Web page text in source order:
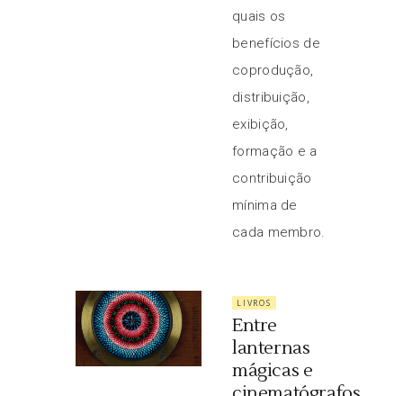
quais os
benefícios de
coprodução,
distribuição,
exibição,
formação e a
contribuição
mínima de
cada membro.
LIVROS
Entre
lanternas
mágicas e